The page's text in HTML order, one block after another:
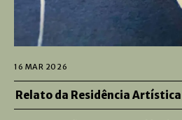
16 MAR 2026
Relato da Residência